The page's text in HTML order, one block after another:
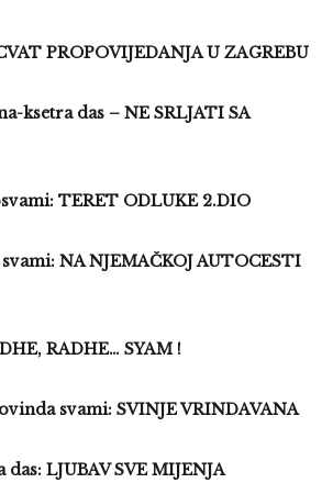
PROPOVIJEDANJA U ZAGREBU
ksetra das – NE SRLJATI SA
TERET ODLUKE 2.DIO
NA NJEMAČKOJ AUTOCESTI
RADHE… SYAM !
svami: SVINJE VRINDAVANA
LJUBAV SVE MIJENJA